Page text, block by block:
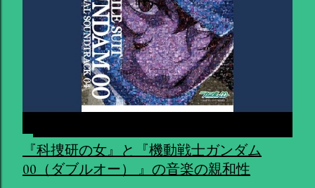
『科捜研の女』と『機動戦士ガンダム
00（ダブルオー） 』の音楽の親和性